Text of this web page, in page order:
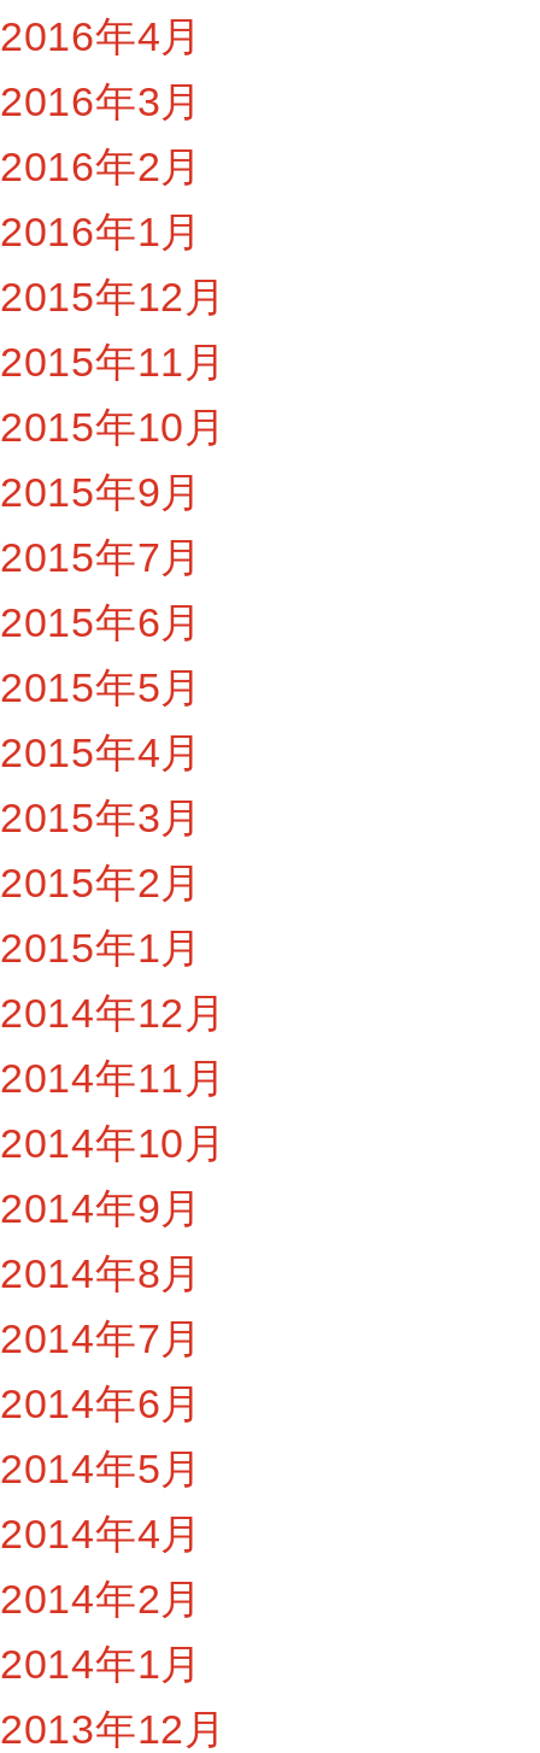
2016年4月
2016年3月
2016年2月
2016年1月
2015年12月
2015年11月
2015年10月
2015年9月
2015年7月
2015年6月
2015年5月
2015年4月
2015年3月
2015年2月
2015年1月
2014年12月
2014年11月
2014年10月
2014年9月
2014年8月
2014年7月
2014年6月
2014年5月
2014年4月
2014年2月
2014年1月
2013年12月